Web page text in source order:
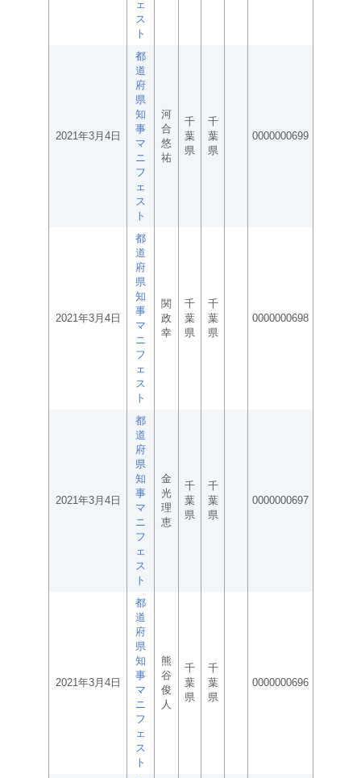
ェ
ス
ト
2021年3月4日
都
道
府
県
知
事
マ
ニ
フ
ェ
ス
ト
河
合
悠
祐
千
葉
県
千
葉
県
0000000699
2021年3月4日
都
道
府
県
知
事
マ
ニ
フ
ェ
ス
ト
関
政
幸
千
葉
県
千
葉
県
0000000698
2021年3月4日
都
道
府
県
知
事
マ
ニ
フ
ェ
ス
ト
金
光
理
恵
千
葉
県
千
葉
県
0000000697
2021年3月4日
都
道
府
県
知
事
マ
ニ
フ
ェ
ス
ト
熊
谷
俊
人
千
葉
県
千
葉
県
0000000696